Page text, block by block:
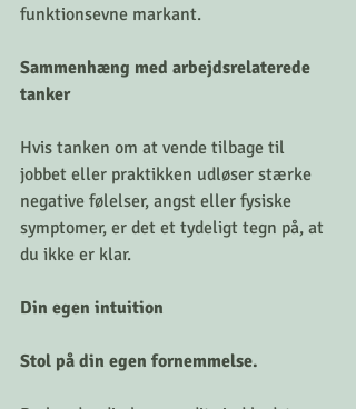
funktionsevne markant.
Sammenhæng med arbejdsrelaterede
tanker
Hvis tanken om at vende tilbage til
jobbet eller praktikken udløser stærke
negative følelser, angst eller fysiske
symptomer, er det et tydeligt tegn på, at
du ikke er klar.
Din egen intuition
Stol på din egen fornemmelse.